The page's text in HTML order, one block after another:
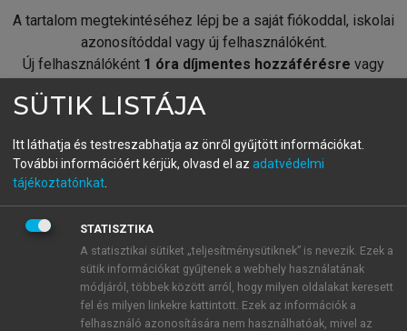
A tartalom megtekintéséhez lépj be a saját fiókoddal, iskolai
azonosítóddal vagy új felhasználóként.
Új felhasználóként 1 óra díjmentes hozzáférésre vagy
fiókoddal,vagy hozz létre új fiókot.
A regisztráció után apróbaidőszakautomatikusan
BELÉPÉS SAJÁT FIÓKKAL
ÚJ FIÓK LÉTREHOZÁSA
1 óra díjmentes hozzáférés
SÜTIK LISTÁJA
Itt láthatja és testreszabhatja az önről gyűjtött információkat.
További információért kérjük, olvasd el az adatvédelmi
tájékoztatónkat
STATISZTIKA
A statisztikai sütiket „teljesítménysütiknek” is nevezik. Ezek a
sütik információkat gyűjtenek a webhely használatának
módjáról, többek között arról, hogy milyen oldalakat keresett
fel és milyen linkekre kattintott. Ezek az információk a
felhasználó azonosítására nem használhatóak, mivel az